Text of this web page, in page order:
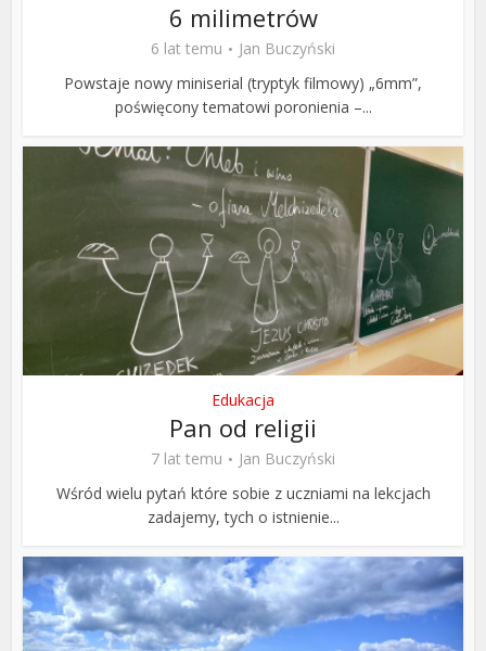
6 milimetrów
6 lat temu
Jan Buczyński
Powstaje nowy miniserial (tryptyk filmowy) „6mm”,
poświęcony tematowi poronienia –...
Edukacja
Pan od religii
7 lat temu
Jan Buczyński
Wśród wielu pytań które sobie z uczniami na lekcjach
zadajemy, tych o istnienie...